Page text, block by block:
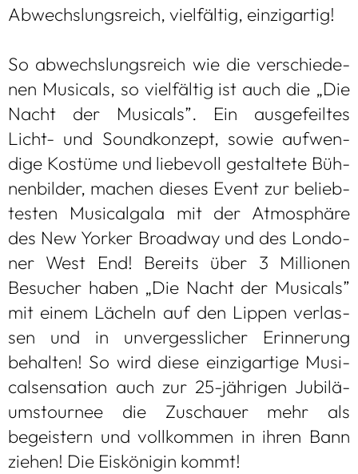
Abwechs­lungs­reich, viel­fäl­tig, ein­zig­ar­tig!
So abwechs­lungs­reich wie die ver­schie­de­
nen Musi­cals, so viel­fäl­tig ist auch die „Die
Nacht der Musi­cals”. Ein aus­ge­feil­tes
Licht- und Sound­kon­zept, sowie auf­wen­
dige Kos­tüme und lie­be­voll gestal­tete Büh­
nen­bil­der, machen die­ses Event zur belieb­
tes­ten Musi­cal­gala mit der Atmo­sphäre
des New Yor­ker Broad­way und des Lon­do­
ner West End! Bereits über 3 Mil­lio­nen
Besu­cher haben „Die Nacht der Musi­cals”
mit einem Lächeln auf den Lip­pen ver­las­
sen und in unver­gess­li­cher Erin­ne­rung
behal­ten! So wird diese ein­zig­ar­tige Musi­
cal­sen­sa­tion auch zur 25-jäh­ri­gen Jubi­lä­
ums­tour­nee die Zuschauer mehr als
begeis­tern und voll­kom­men in ihren Bann
zie­hen! Die Eis­kö­ni­gin kommt!